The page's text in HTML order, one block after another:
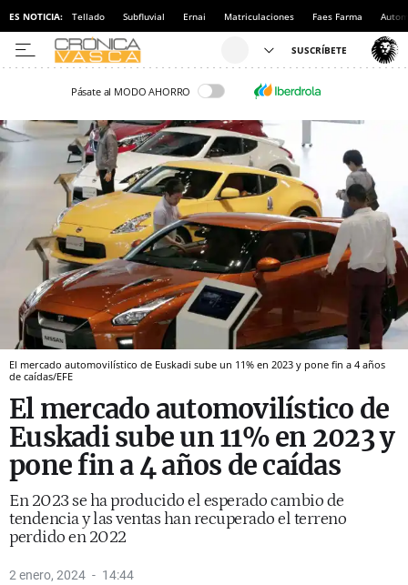
ES NOTICIA: Tellado Subfluvial Ernai Matriculaciones Faes Farma
Pásate al MODO AHORRO
El mercado automovilístico de Euskadi sube un 11% en 2023 y pone fin a 4 años
de caídas/EFE
El mercado automovilístico de
Euskadi sube un 11% en 2023 y
pone fin a 4 años de caídas
En 2023 se ha producido el esperado cambio de
tendencia y las ventas han recuperado el terreno
perdido en 2022
2 enero, 2024 14:44